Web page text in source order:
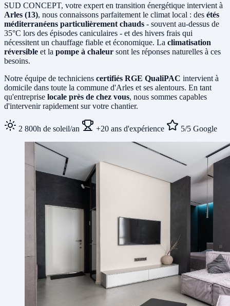
SUD CONCEPT, votre expert en transition énergétique intervient à
Arles (13), nous connaissons parfaitement le climat local : des étés
méditerranéens particulièrement chauds - souvent au-dessus de
35°C lors des épisodes caniculaires - et des hivers frais qui
nécessitent un chauffage fiable et économique. La climatisation
réversible et la pompe à chaleur sont les réponses naturelles à ces
besoins.
Notre équipe de techniciens certifiés RGE QualiPAC intervient à
domicile dans toute la commune d'Arles et ses alentours. En tant
qu'entreprise locale près de chez vous, nous sommes capables
d'intervenir rapidement sur votre chantier.
2 800h de soleil/an +20 ans d'expérience 5/5 Google